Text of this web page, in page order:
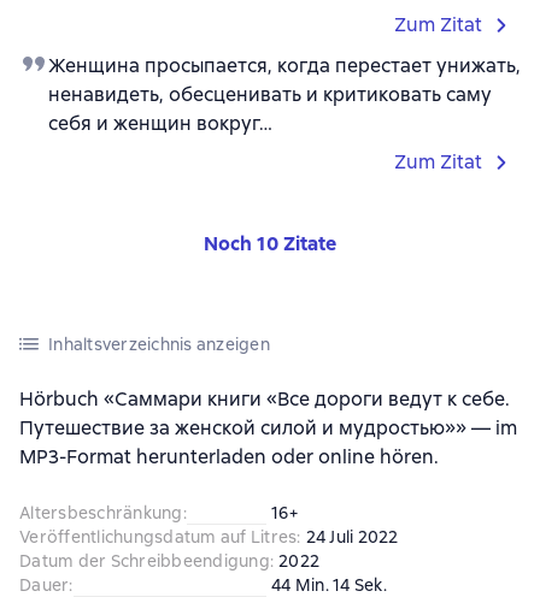
Zum Zitat
Женщина просыпается, когда перестает унижать,
ненавидеть, обесценивать и критиковать саму
себя и женщин вокруг…
Zum Zitat
Noch 10 Zitate
Inhaltsverzeichnis anzeigen
Hörbuch «Саммари книги «Все дороги ведут к себе.
Путешествие за женской силой и мудростью»» — im
MP3-Format herunterladen oder online hören.
Altersbeschränkung:
16+
Veröffentlichungsdatum auf Litres: 24 Juli 2022
Datum der Schreibbeendigung: 2022
Dauer:
44 Min. 14 Sek.